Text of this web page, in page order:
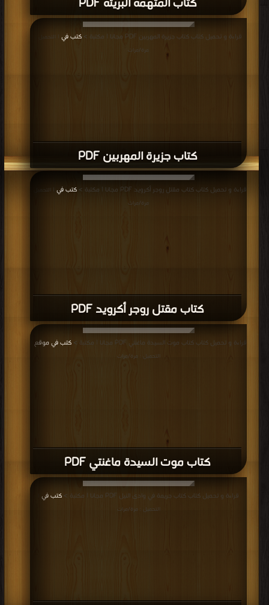
كتاب جزيرة المهربين PDF
قراءة و تحميل كتاب كتاب جزيرة المهربين PDF مجانا | مكتبة > كتب في
| التحميل :
مرة/مرات
كتاب مقتل روجر أكرويد PDF
قراءة و تحميل كتاب كتاب مقتل روجر أكرويد PDF مجانا | مكتبة > كتب في
| التحميل :
مرة/مرات
كتاب موت السيدة ماغنتي PDF
قراءة و تحميل كتاب كتاب موت السيدة ماغنتي PDF مجانا | مكتبة > كتب في موقع
التحميل : مرة/مرات
قراءة و تحميل كتاب كتاب جريمة في وادى النيل PDF مجانا | مكتبة > كتب في
التحميل : مرة/مرات